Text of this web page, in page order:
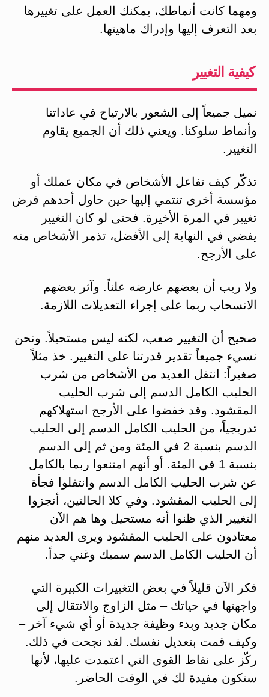
ومهما كانت أنماطك، يمكنك العمل على تغييرها
بعد التعرف إليها وإدراك ماهيتها.
كيفية التغيير
نميل جميعاً إلى الشعور بالارتياح في عاداتنا
وأنماط سلوكنا. ويعني ذلك أن الجميع يقاوم
التغيير.
تذكّر كيف تفاعل الأشخاص في مكان عملك أو
مؤسسة أخرى تنتمي إليها حين حاول أحدهم فرض
تغيير في المرة الأخيرة. فحتى لو كان التغيير
يفضي في النهاية إلى الأفضل، تذمر الأشخاص منه
على الأرجح.
ولا ريب أن بعضهم عارضه علناً. وآثر بعضهم
الانسحاب ربما على إجراء التعديلات اللازمة.
صحيح أن التغيير صعب، لكنه ليس مستحيلاً. ونحن
نسيء جميعاً تقدير قدرتنا على التغيير. خذ مثلاً
صغيراً: انتقل العديد من الأشخاص من شرب
الحليب الكامل الدسم إلى شرب الحليب
المقشود. وقد خفضوا على الأرجح استهلاكهم
تدريجياً، من الحليب الكامل الدسم إلى الحليب
الدسم بنسبة 2 في المئة ومن ثم إلى الدسم
بنسبة 1 في المئة. أو أنهم امتنعوا ربما بالكامل
عن شرب الحليب الكامل الدسم وانتقلوا فجأة
إلى الحليب المقشود. وفي كلا الحالتين، أنجزوا
التغيير الذي ظنوا أنه مستحيل وها هم الآن
معتادون على الحليب المقشود ويرى العديد منهم
أن الحليب الكامل الدسم سميك وغني جداً.
فكر الآن قليلاً في بعض التغييرات الكبيرة التي
واجهتها في حياتك – مثل الزاوج والانتقال إلى
مكان جديد وبدء وظيفة جديدة أو أي شيء آخر –
وكيف قمت بتعديل نفسك. لقد نجحت في ذلك.
ركّز على نقاط القوى التي اعتمدت عليها، لأنها
ستكون مفيدة لك في الوقت الحاضر.